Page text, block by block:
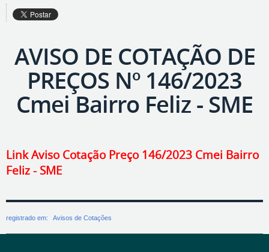
AVISO DE COTAÇÃO DE
PREÇOS Nº 146/2023
Cmei Bairro Feliz - SME
Link Aviso Cotação Preço 146/2023 Cmei Bairro
Feliz - SME
registrado em: Avisos de Cotações